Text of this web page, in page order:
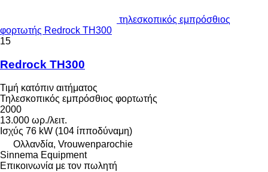
τηλεσκοπικός εμπρόσθιος
φορτωτής Redrock TH300
15
Redrock TH300
Τιμή κατόπιν αιτήματος
Τηλεσκοπικός εμπρόσθιος φορτωτής
2000
13.000 ωρ./λειτ.
Ισχύς 76 kW (104 ίπποδύναμη)
Ολλανδία, Vrouwenparochie
Sinnema Equipment
Επικοινωνία με τον πωλητή